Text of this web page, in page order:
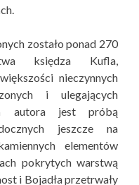
zostało ponad 270
księdza Kufla,
nieczynnych
i ulegających
autora jest próbą
jeszcze na
elementów
pokrytych warstwą
i Bojadła przetrwały